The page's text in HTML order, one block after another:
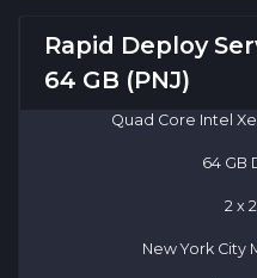
Rapid Deploy
64 GB (PNJ)
Quad Core Intel
64 GB
2 x
New York City